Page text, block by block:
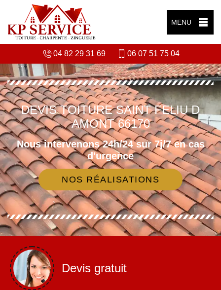
MENU
04 82 29 31 69 06 07 51 75 04
DEVIS TOITURE SAINT FELIU D
AMONT 66170
Nous intervenons 24h/24 sur 7j/7 en cas
d'urgence
NOS RÉALISATIONS
Devis gratuit